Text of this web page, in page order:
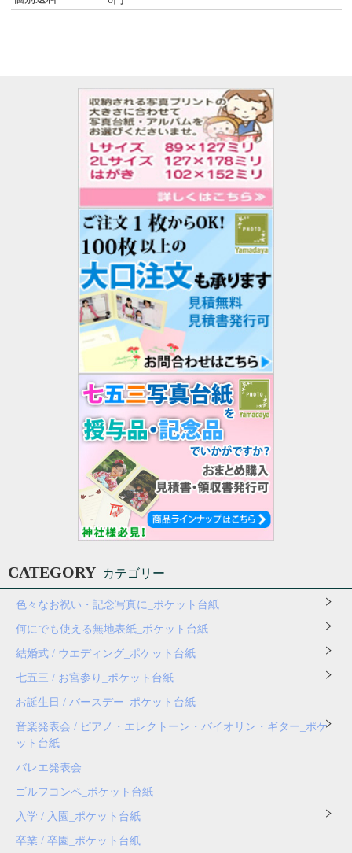
CATEGORY カテゴリー
色々なお祝い・記念写真に_ポケット台紙
何にでも使える無地表紙_ポケット台紙
結婚式 / ウエディング_ポケット台紙
七五三 / お宮参り_ポケット台紙
お誕生日 / バースデー_ポケット台紙
音楽発表会 / ピアノ・エレクトーン・バイオリン・ギター_ポケ
ット台紙
バレエ発表会
ゴルフコンペ_ポケット台紙
入学 / 入園_ポケット台紙
卒業 / 卒園_ポケット台紙